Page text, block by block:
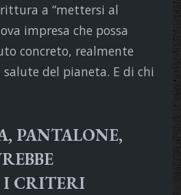
a “mettersi al
impresa che possa
concreto, realmente
del pianeta. E di chi
PANTALONE,
I CRITERI